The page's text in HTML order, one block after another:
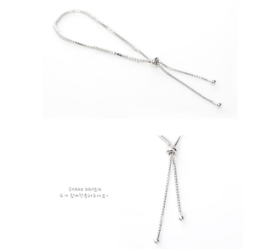
※ 請注意：結帳手續完成當下不需立刻繳費，但若您需要取消訂單，請聯絡
購買商品的店家。未經商家同意取消之訂單仍視為有效，需透過AFTEE先享
後付繳納相關費用。
※ 交易是否成功請以「AFTEE先享後付 」之結帳頁面顯示為準，若有關於
是否繳費成功／繳費後需取消欲退款等相關疑問，請聯繫「AFTEE先享後付
https://netprotections.freshdesk.com/support/home
１．透過由恩沛科技股份有限公司提供之「AFTEE先享後付」服務完成之交
２．關於個人資料處理事宜，請瀏覽以下網址：
３．未成年的使用者請事先徵得法定代理人或監護人之同意方可使用
「AFTEE先享後付」，若未經同意申辦者引起之損失，本公司不負相關責
４．使用「AFTEE先享後付」時，將依據個別帳號之用戶狀況，依本公司即
時審查核予不同之上限額度；若仍有額度不足之情形，本公司將視審查結果
５．嚴禁一人註冊多個帳號或使用他人資訊註冊。若發現惡意使用之情形，
恩沛科技股份有限公司將有權停止該用戶之使用額度並採取法律行動。
每筆NT$79，滿NT$1,000(含以上)免運費
每筆NT$79，滿NT$1,000(含以上)免運費
每筆NT$100，滿NT$1,500(含以上)免運費